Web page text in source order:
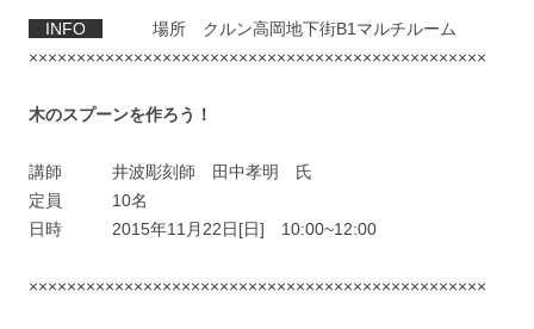
INFO
場所 クルン高岡地下街B1マルチルーム
××××××××××××××××××××××××××××××××××××××××××××××××
木のスプーンを作ろう！
講師 井波彫刻師 田中孝明 氏
定員 10名
日時 2015年11月22日[日] 10:00~12:00
××××××××××××××××××××××××××××××××××××××××××××××××